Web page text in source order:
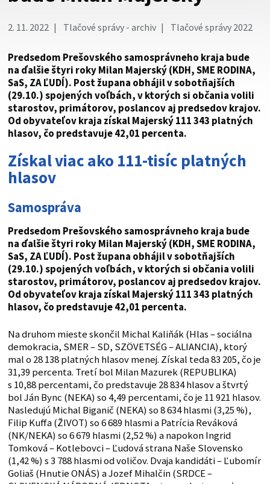
2. 11. 2022 Tlačové správy - archiv Tlačové správy 2022
Predsedom Prešovského samosprávneho kraja bude
na ďalšie štyri roky Milan Majerský (KDH, SME RODINA,
SaS, ZA ĽUDÍ). Post župana obhájil v sobotňajších
(29.10.) spojených voľbách, v ktorých si občania volili
starostov, primátorov, poslancov aj predsedov krajov.
Od obyvateľov kraja získal Majerský 111 343 platných
hlasov, čo predstavuje 42,01 percenta.
Získal viac ako 111-tisíc platných
hlasov
Samospráva
Predsedom Prešovského samosprávneho kraja bude
na ďalšie štyri roky Milan Majerský (KDH, SME RODINA,
SaS, ZA ĽUDÍ). Post župana obhájil v sobotňajších
(29.10.) spojených voľbách, v ktorých si občania volili
starostov, primátorov, poslancov aj predsedov krajov.
Od obyvateľov kraja získal Majerský 111 343 platných
hlasov, čo predstavuje 42,01 percenta.
Na druhom mieste skončil Michal Kaliňák (Hlas – sociálna
demokracia, SMER – SD, SZÖVETSÉG – ALIANCIA), ktorý
mal o 28 138 platných hlasov menej. Získal teda 83 205, čo je
31,39 percenta. Tretí bol Milan Mazurek (REPUBLIKA)
s 10,88 percentami, čo predstavuje 28 834 hlasov a štvrtý
bol Ján Bync (NEKA) so 4,49 percentami, čo je 11 921 hlasov.
Nasledujú Michal Biganič (NEKA) so 8 634 hlasmi (3,25 %),
Filip Kuffa (ŽIVOT) so 6 689 hlasmi a Patrícia Reváková
(NK/NEKA) so 6 679 hlasmi (2,52 %) a napokon Ingrid
Tomková – Kotlebovci – Ľudová strana Naše Slovensko
(1,42 %) s 3 788 hlasmi od voličov. Dvaja kandidáti – Ľubomír
Goliaš (Hnutie ONÁS) a Jozef Mihalčin (SRDCE –